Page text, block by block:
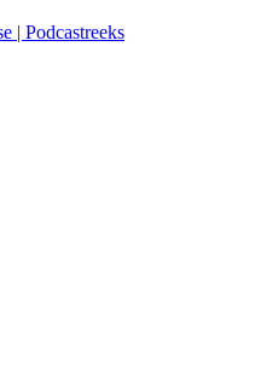
| Podcastreeks